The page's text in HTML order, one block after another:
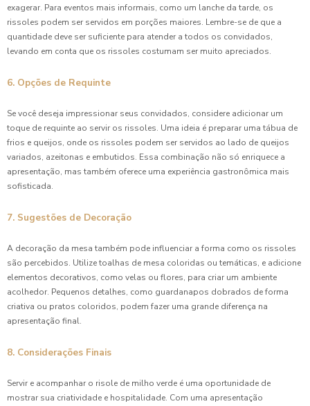
exagerar. Para eventos mais informais, como um lanche da tarde, os
rissoles podem ser servidos em porções maiores. Lembre-se de que a
quantidade deve ser suficiente para atender a todos os convidados,
levando em conta que os rissoles costumam ser muito apreciados.
6. Opções de Requinte
Se você deseja impressionar seus convidados, considere adicionar um
toque de requinte ao servir os rissoles. Uma ideia é preparar uma tábua de
frios e queijos, onde os rissoles podem ser servidos ao lado de queijos
variados, azeitonas e embutidos. Essa combinação não só enriquece a
apresentação, mas também oferece uma experiência gastronômica mais
sofisticada.
7. Sugestões de Decoração
A decoração da mesa também pode influenciar a forma como os rissoles
são percebidos. Utilize toalhas de mesa coloridas ou temáticas, e adicione
elementos decorativos, como velas ou flores, para criar um ambiente
acolhedor. Pequenos detalhes, como guardanapos dobrados de forma
criativa ou pratos coloridos, podem fazer uma grande diferença na
apresentação final.
8. Considerações Finais
Servir e acompanhar o risole de milho verde é uma oportunidade de
mostrar sua criatividade e hospitalidade. Com uma apresentação